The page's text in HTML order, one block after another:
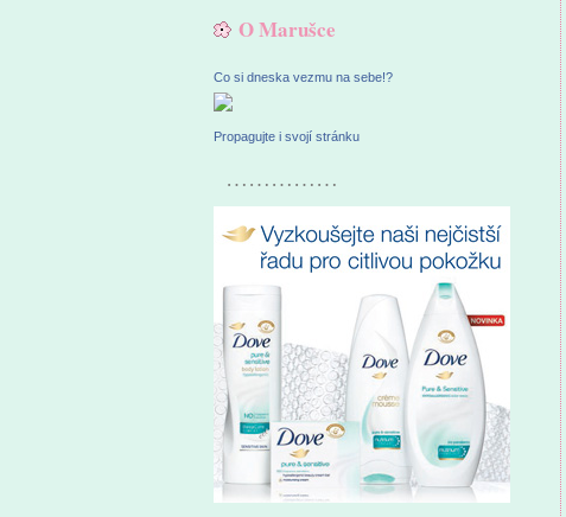
O Marušce
Co si dneska vezmu na sebe!?
Propagujte i svojí stránku
……………